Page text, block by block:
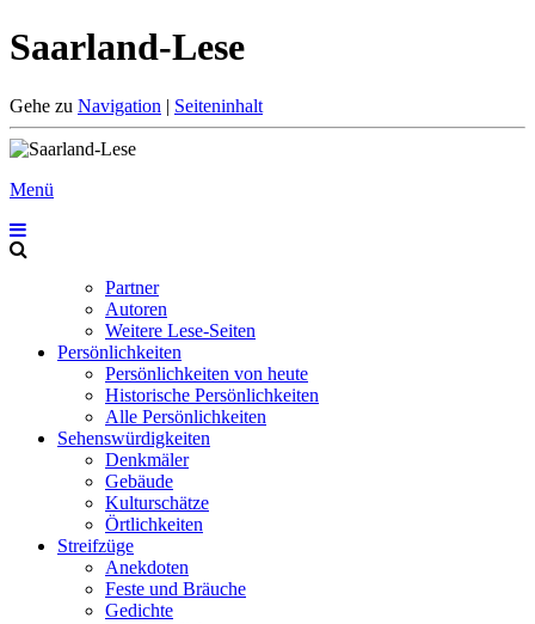
Saarland-Lese
Gehe zu Navigation | Seiteninhalt
Menü
Partner
Autoren
Weitere Lese-Seiten
Persönlichkeiten
Persönlichkeiten von heute
Historische Persönlichkeiten
Alle Persönlichkeiten
Sehenswürdigkeiten
Denkmäler
Gebäude
Kulturschätze
Örtlichkeiten
Streifzüge
Anekdoten
Feste und Bräuche
Gedichte